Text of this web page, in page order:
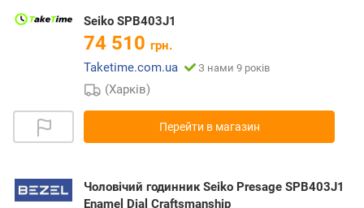
Seiko SPB403J1
74 510 грн.
Taketime.com.ua
З нами 9 років
(Харків)
Перейти в магазин
Чоловічий годинник Seiko Presage SPB403J1
Enamel Dial Craftsmanship